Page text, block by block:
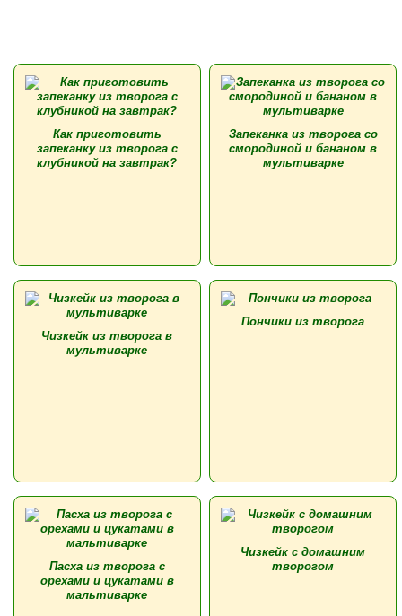
Как приготовить
запеканку из творога с
клубникой на завтрак?
Запеканка из творога со
смородиной и бананом в
мультиварке
Чизкейк из творога в
мультиварке
Пончики из творога
Пасха из творога с
орехами и цукатами в
мальтиварке
Чизкейк с домашним
творогом